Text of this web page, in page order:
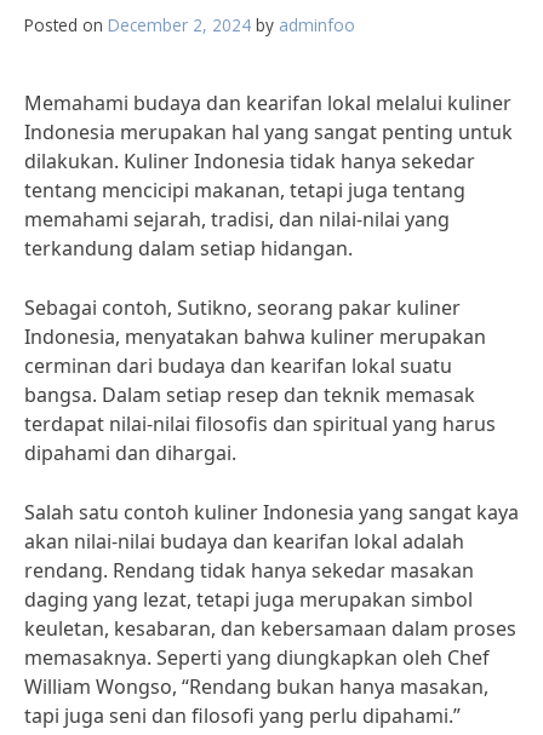
Posted on December 2, 2024 by adminfoo
Memahami budaya dan kearifan lokal melalui kuliner
Indonesia merupakan hal yang sangat penting untuk
dilakukan. Kuliner Indonesia tidak hanya sekedar
tentang mencicipi makanan, tetapi juga tentang
memahami sejarah, tradisi, dan nilai-nilai yang
terkandung dalam setiap hidangan.
Sebagai contoh, Sutikno, seorang pakar kuliner
Indonesia, menyatakan bahwa kuliner merupakan
cerminan dari budaya dan kearifan lokal suatu
bangsa. Dalam setiap resep dan teknik memasak
terdapat nilai-nilai filosofis dan spiritual yang harus
dipahami dan dihargai.
Salah satu contoh kuliner Indonesia yang sangat kaya
akan nilai-nilai budaya dan kearifan lokal adalah
rendang. Rendang tidak hanya sekedar masakan
daging yang lezat, tetapi juga merupakan simbol
keuletan, kesabaran, dan kebersamaan dalam proses
memasaknya. Seperti yang diungkapkan oleh Chef
William Wongso, “Rendang bukan hanya masakan,
tapi juga seni dan filosofi yang perlu dipahami.”